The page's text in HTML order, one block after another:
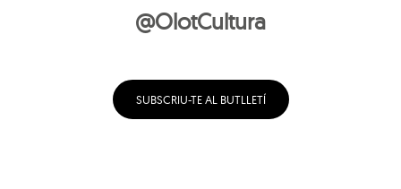
@OlotCultura
SUBSCRIU-TE AL BUTLLETÍ